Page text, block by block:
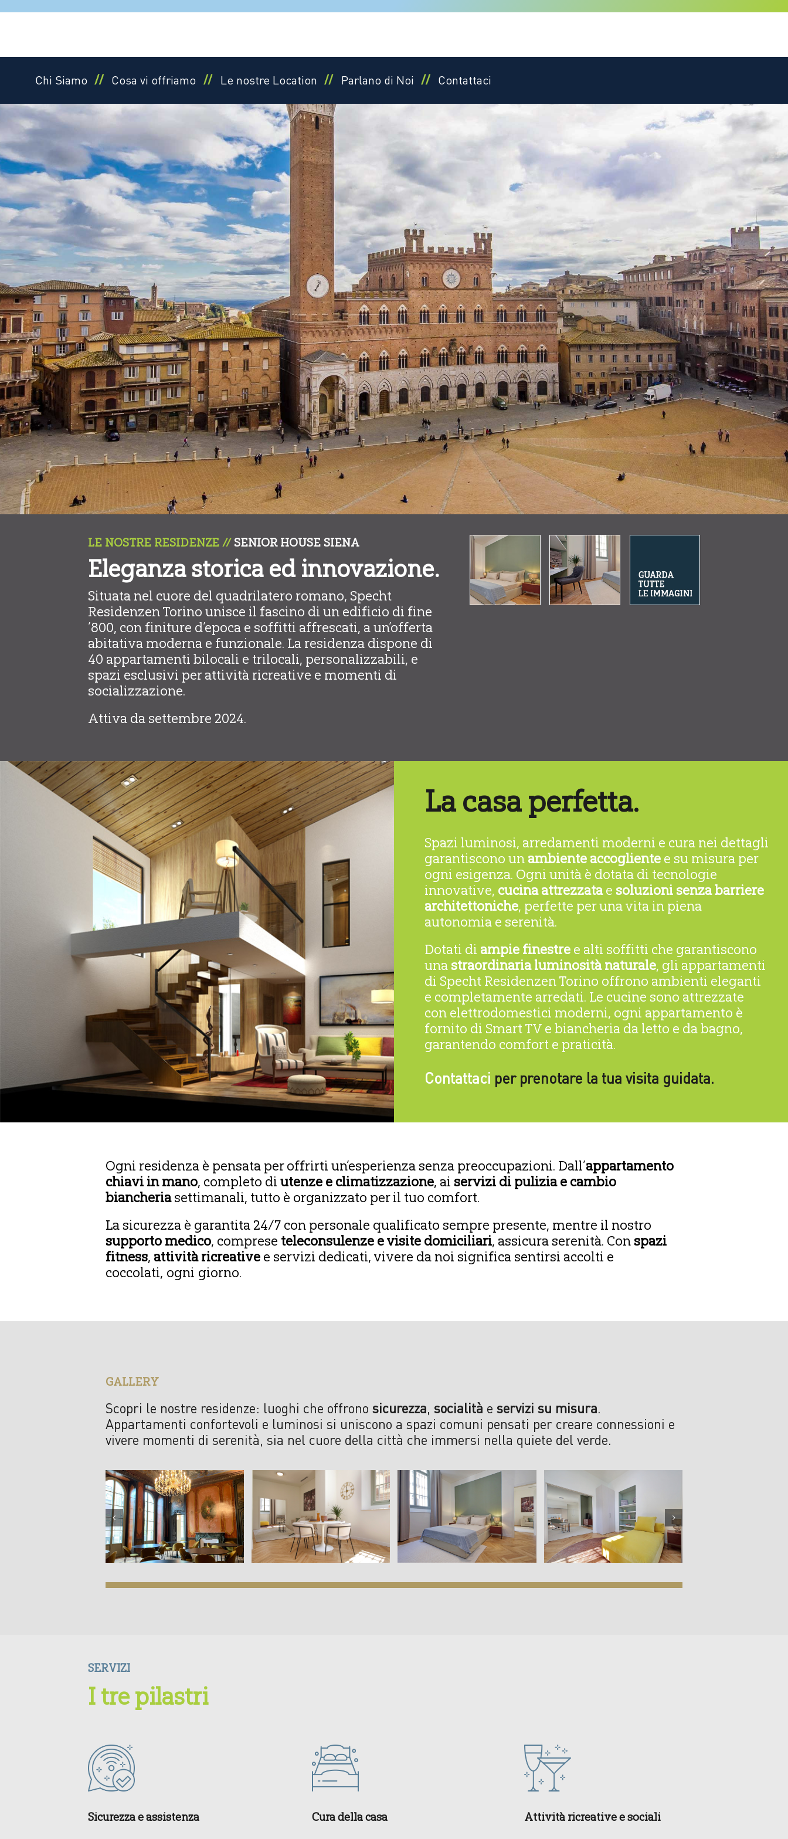
Chi Siamo Cosa vi offriamo Le nostre Location Parlano di Noi Contattaci
LE NOSTRE RESIDENZE //SENIOR HOUSE SIENA
Eleganza storica ed innovazione.
Situata nel cuore del quadrilatero romano, Specht
Residenzen Torino unisce il fascino di un edificio di fine
’800, con finiture d’epoca e soffitti affrescati, a un’offerta
abitativa moderna e funzionale. La residenza dispone di
40 appartamenti bilocali e trilocali, personalizzabili, e
spazi esclusivi per attività ricreative e momenti di
socializzazione.
Attiva da settembre 2024.
La casa perfetta.
Spazi luminosi, arredamenti moderni e cura nei dettagli
garantiscono un ambiente accoglientee su misura per
ogni esigenza. Ogni unità è dotata di tecnologie
innovative, cucina attrezzatae soluzioni senza barriere
architettoniche, perfette per una vita in piena
autonomia e serenità.
Dotati di ampie finestree alti soffitti che garantiscono
una straordinaria luminosità naturale, gli appartamenti
di Specht Residenzen Torino offrono ambienti eleganti
e completamente arredati. Le cucine sono attrezzate
con elettrodomestici moderni, ogni appartamento è
fornito di Smart TV e biancheria da letto e da bagno,
garantendo comfort e praticità.
Contattaci per prenotare la tua visita guidata.
Ogni residenza è pensata per offrirti un’esperienza senza preoccupazioni. Dall’appartamento
chiavi in mano, completo di utenze e climatizzazione, ai servizi di pulizia e cambio
biancheriasettimanali, tutto è organizzato per il tuo comfort.
La sicurezza è garantita 24/7 con personale qualificato sempre presente, mentre il nostro
supporto medico, comprese teleconsulenze e visite domiciliari, assicura serenità. Con spazi
fitness, attività ricreativee servizi dedicati, vivere da noi significa sentirsi accolti e
coccolati, ogni giorno.
GALLERY
Scopri le nostre residenze: luoghi che offrono sicurezza, socialità e servizi su misura.
Appartamenti confortevoli e luminosi si uniscono a spazi comuni pensati per creare connessioni e
vivere momenti di serenità, sia nel cuore della città che immersi nella quiete del verde.
SERVIZI
I tre pilastri
Sicurezza e assistenza Cura della casa Attività ricreative e sociali